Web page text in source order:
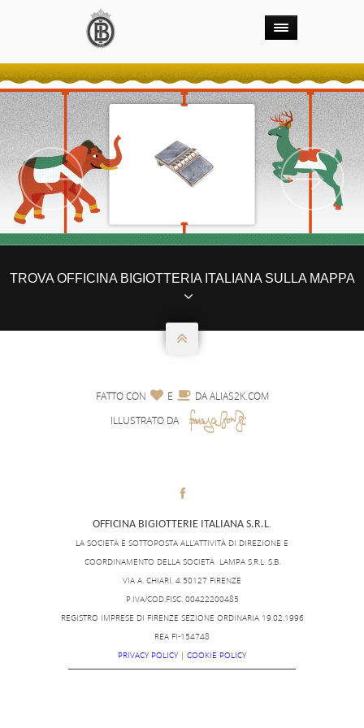
Previous
TROVA OFFICINA BIGIOTTERIA ITALIANA SULLA MAPPA

FATTO CON  E  DAALIAS2K.COM
ILLUSTRATO DA

OFFICINA BIGIOTTERIE ITALIANA S.R.L.
LA SOCIETÀ È SOTTOPOSTA ALL’ATTIVITÀ DI DIREZIONE E
COORDINAMENTO DELLA SOCIETÀ LAMPA S.R.L. S.B.
VIA A. CHIARI, 4 50127 FIRENZE
P.IVA/COD.FISC. 00422200485
REGISTRO IMPRESE DI FIRENZE SEZIONE ORDINARIA 19.02.1996
REA FI-154748
PRIVACY POLICY | COOKIE POLICY